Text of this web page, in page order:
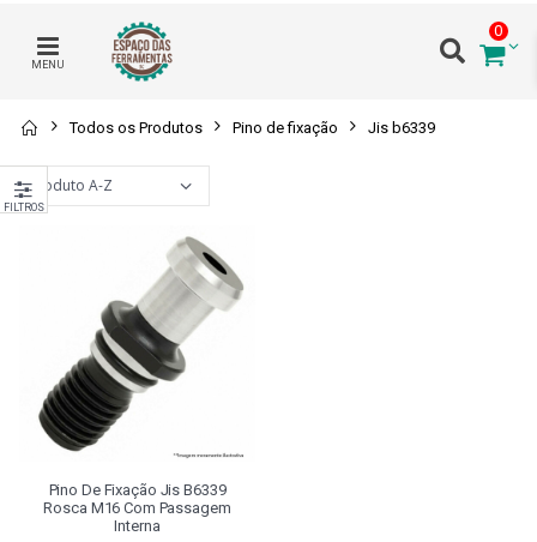
MENU
0
Todos os Produtos Pino de fixação Jis b6339
Pino De Fixação Jis B6339
Rosca M16 Com Passagem
Interna
FILTROS